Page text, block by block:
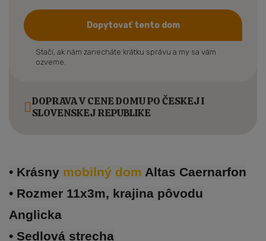
Dopytovať tento dom
Stačí, ak nám zanecháte krátku správu a my sa vám
ozveme.
DOPRAVA V CENE DOMU PO ČESKEJ I
SLOVENSKEJ REPUBLIKE
• Krásny mobilný dom Altas Caernarfon
• Rozmer 11x3m, krajina pôvodu
Anglicka
• Sedlová strecha